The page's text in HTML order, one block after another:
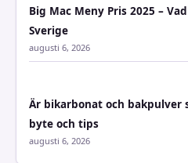
Big Mac Meny Pris 2025 –
Sverige
augusti 6, 2026
Är bikarbonat och bakpulver
byte och tips
augusti 6, 2026